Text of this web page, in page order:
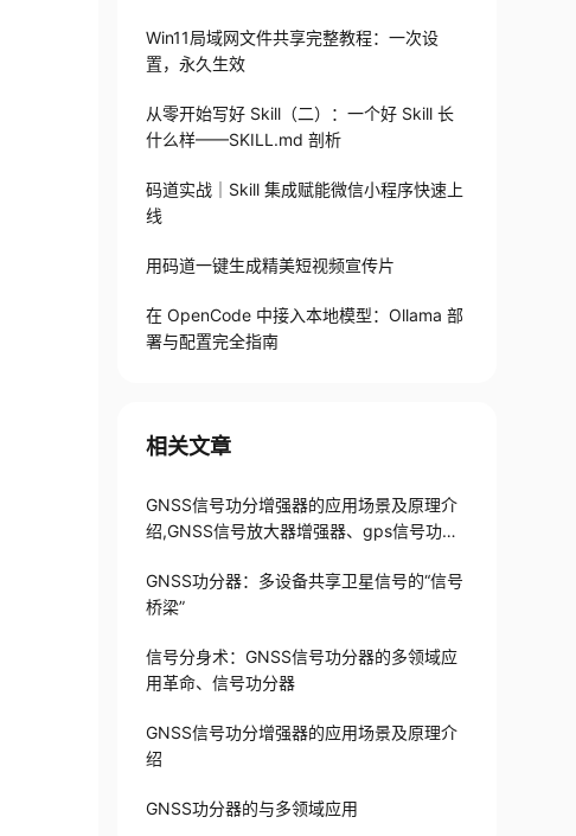
Win11局域网文件共享完整教程：一次设
置，永久生效
从零开始写好 Skill（二）：一个好 Skill 长
什么样——SKILL.md 剖析
码道实战｜Skill 集成赋能微信小程序快速上
线
用码道一键生成精美短视频宣传片
在 OpenCode 中接入本地模型：Ollama 部
署与配置完全指南
相关文章
GNSS信号功分增强器的应用场景及原理介
绍,GNSS信号放大器增强器、gps信号功分
GNSS功分器：多设备共享卫星信号的“信号
桥梁”
信号分身术：GNSS信号功分器的多领域应
用革命、信号功分器
GNSS信号功分增强器的应用场景及原理介
绍
GNSS功分器的与多领域应用